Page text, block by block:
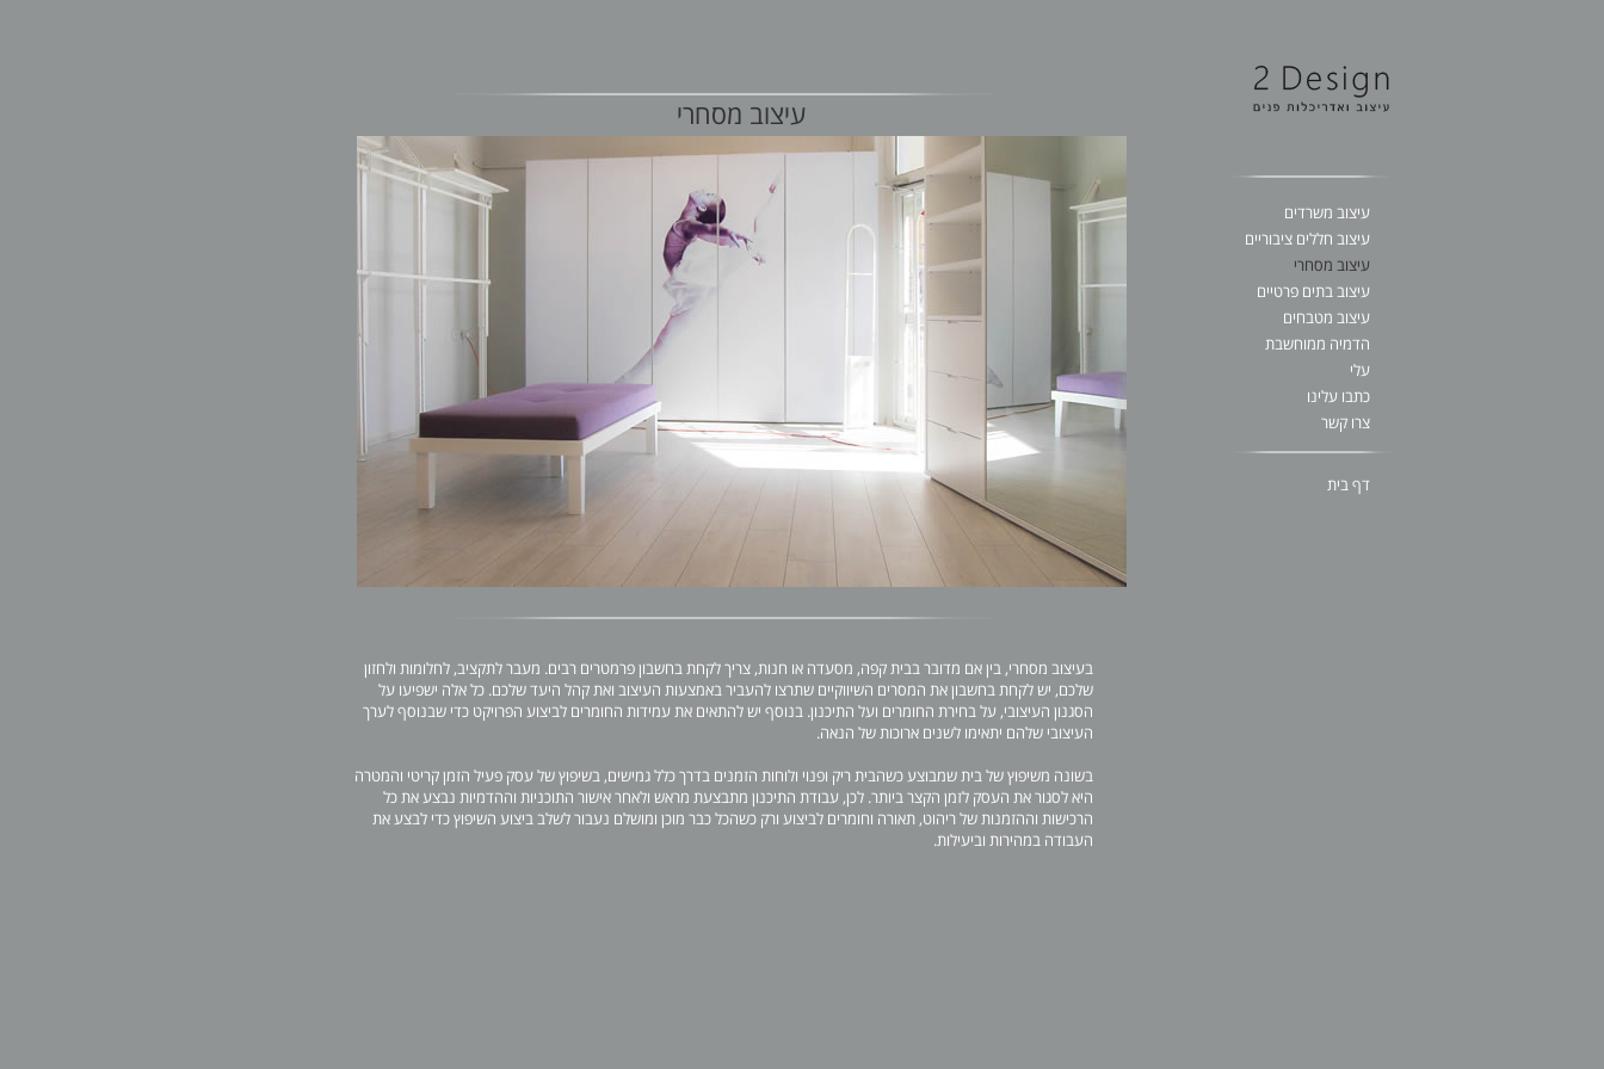
עיצוב משרדים
עיצוב חללים ציבוריים
עיצוב מסחרי
עיצוב בתים פרטיים
עיצוב מטבחים
הדמיה ממוחשבת
עלי
כתבו עלינו
צרו קשר
דף בית
עיצוב מסחרי
בעיצוב מסחרי, בין אם מדובר בבית קפה, מסעדה או חנות, צריך לקחת בחשבון פרמטרים רבים. מעבר לתקציב, לחלומות ולחזון
שלכם, יש לקחת בחשבון את המסרים השיווקיים שתרצו להעביר באמצעות העיצוב ואת קהל היעד שלכם. כל אלה ישפיעו על
הסגנון העיצובי, על בחירת החומרים ועל התיכנון. בנוסף יש להתאים את עמידות החומרים לביצוע הפרויקט כדי שבנוסף לערך
העיצובי שלהם יתאימו לשנים ארוכות של הנאה.
בשונה משיפוץ של בית שמבוצע כשהבית ריק ופנוי ולוחות הזמנים בדרך כלל גמישים, בשיפוץ של עסק פעיל הזמן קריטי והמטרה
היא לסגור את העסק לזמן הקצר ביותר. לכן, עבודת התיכנון מתבצעת מראש ולאחר אישור התוכניות וההדמיות נבצע את כל
הרכישות וההזמנות של ריהוט, תאורה וחומרים לביצוע ורק כשהכל כבר מוכן ומושלם נעבור לשלב ביצוע השיפוץ כדי לבצע את
העבודה במהירות וביעילות.